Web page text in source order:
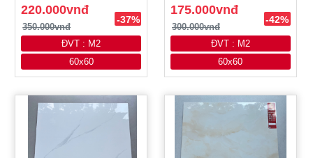
220.000vnđ
350.000vnđ
-37%
ĐVT : M2
60x60
175.000vnđ
300.000vnđ
-42%
ĐVT : M2
60x60